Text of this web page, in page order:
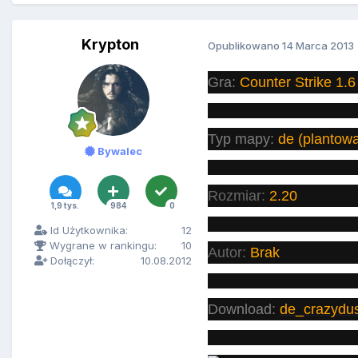
Krypton
Bywalec
1,9 tys. 984 0
Id Użytkownika:
12
Wygrane w rankingu:
10
Dołączył:
10.08.2012
Opublikowano 14 Marca 2013
Gra: Counter Strike 1.6
Typ mapy: de
Rozmiar: 2.20
Autor: Brak
Download: